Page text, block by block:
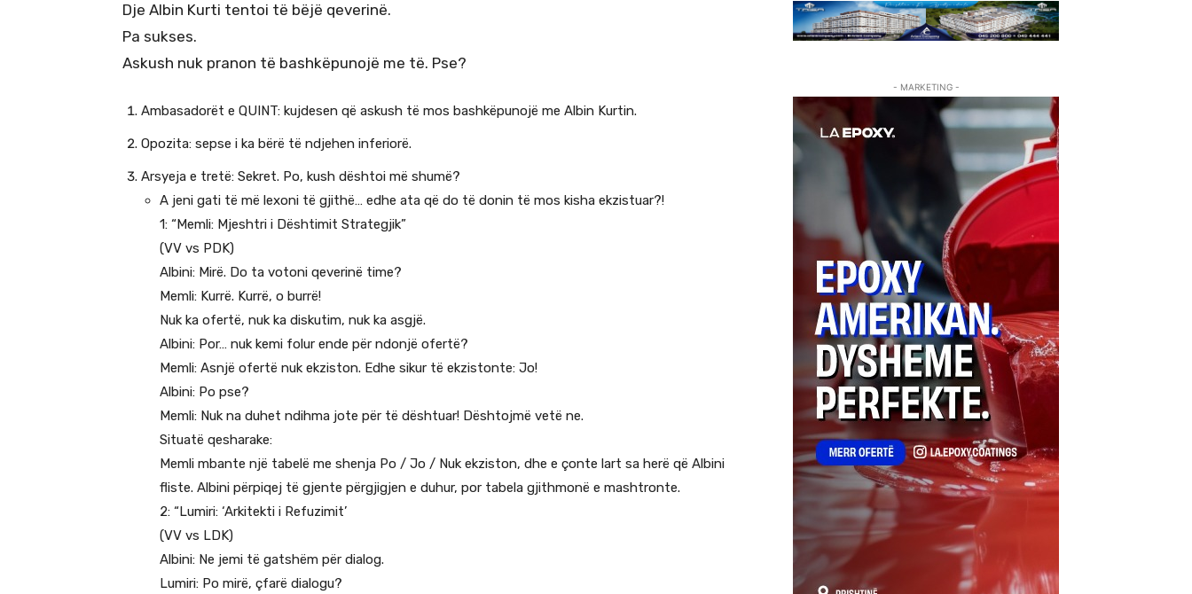
Dje Albin Kurti tentoi të bëjë qeverinë.
Pa sukses.
Askush nuk pranon të bashkëpunojë me të. Pse?
Ambasadorët e QUINT: kujdesen që askush të mos bashkëpunojë me Albin Kurtin.
Opozita: sepse i ka bërë të ndjehen inferiorë.
Arsyeja e tretë: Sekret. Po, kush dështoi më shumë?
A jeni gati të më lexoni të gjithë… edhe ata që do të donin të mos kisha ekzistuar?!
1: “Memli: Mjeshtri i Dështimit Strategjik”
(VV vs PDK)
Albini: Mirë. Do ta votoni qeverinë time?
Memli: Kurrë. Kurrë, o burrë!
Nuk ka ofertë, nuk ka diskutim, nuk ka asgjë.
Albini: Por… nuk kemi folur ende për ndonjë ofertë?
Memli: Asnjë ofertë nuk ekziston. Edhe sikur të ekzistonte: Jo!
Albini: Po pse?
Memli: Nuk na duhet ndihma jote për të dështuar! Dështojmë vetë ne.
Situatë qesharake:
Memli mbante një tabelë me shenja Po / Jo / Nuk ekziston, dhe e çonte lart sa herë që Albini
fliste. Albini përpiqej të gjente përgjigjen e duhur, por tabela gjithmonë e mashtronte.
2: “Lumiri: ‘Arkitekti i Refuzimit’
(VV vs LDK)
Albini: Ne jemi të gatshëm për dialog.
Lumiri: Po mirë, çfarë dialogu?
- MARKETING -